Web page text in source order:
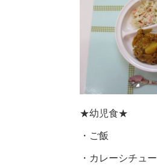
★幼児食★
・ご飯
・カレーシチュー